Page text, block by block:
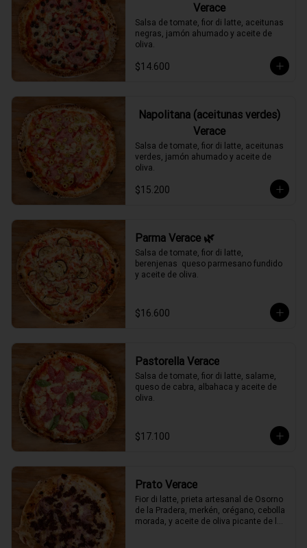
Verace
Salsa de tomate, fior di latte, aceitunas
negras, jamón ahumado y aceite de
oliva.
$14.600
Napolitana (aceitunas verdes)
Verace
Salsa de tomate, fior di latte, aceitunas
verdes, jamón ahumado y aceite de
oliva.
$15.200
Parma Verace 🌿
Salsa de tomate, fior di latte,
berenjenas  queso parmesano fundido
y aceite de oliva.
$16.600
Pastorella Verace
Salsa de tomate, fior di latte, salame,
queso de cabra, albahaca y aceite de
oliva.
$17.100
Prato Verace
Fior di latte, prieta artesanal de Osorno
de la Pradera, merkén, orégano, cebolla
morada, y aceite de oliva picante de la